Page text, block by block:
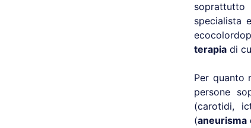
soprattutto
specialista
terapia di
Per quanto
persone
(carotidi,
(aneurisma